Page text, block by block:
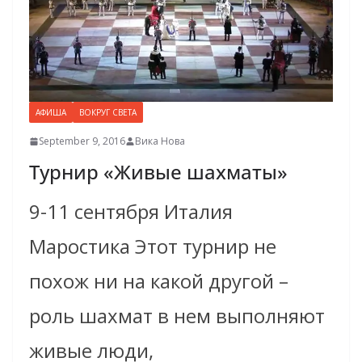
АФИША ВОКРУГ СВЕТА
September 9, 2016 Вика Нова
Турнир «Живые шахматы»
9-11 сентября Италия
Маростика Этот турнир не
похож ни на какой другой –
роль шахмат в нем выполняют
живые люди,